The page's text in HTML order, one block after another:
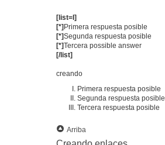
[list=I]
[*] Primera respuesta posible
[*]Segunda respuesta posible
[*]Tercera possible answer
[/list]
creando
Primera respuesta posible
Segunda respuesta posible
Tercera respuesta posible
Arriba